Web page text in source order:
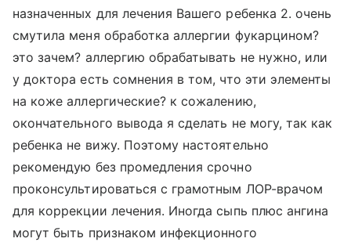
назначенных для лечения Вашего ребенка 2. очень
смутила меня обработка аллергии фукарцином?
это зачем? аллергию обрабатывать не нужно, или
у доктора есть сомнения в том, что эти элементы
на коже аллергические? к сожалению,
окончательного вывода я сделать не могу, так как
ребенка не вижу. Поэтому настоятельно
рекомендую без промедления срочно
проконсультироваться с грамотным ЛОР-врачом
для коррекции лечения. Иногда сыпь плюс ангина
могут быть признаком инфекционного